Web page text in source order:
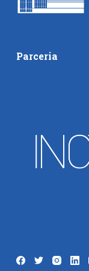
Parceria